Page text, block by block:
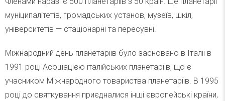
муніципалітетів, громадських установ, музеїв, шкіл,
університетів — стаціонарні та пересувні.
Міжнародний день планетаріїв було засновано в Італії в
1991 році Асоціацією італійських планетаріїв, що є
учасником Міжнародного товариства планетаріїв. В 1995
році до святкування приєдналися інші європейські країни,